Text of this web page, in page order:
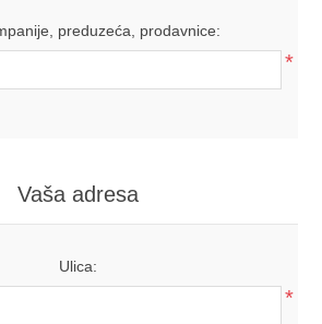
preduzeća, prodavnice:
*
Vaša adresa
Ulica:
*